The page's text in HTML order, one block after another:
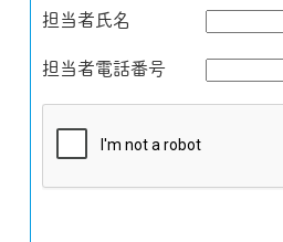
担当者氏名
担当者電話番号